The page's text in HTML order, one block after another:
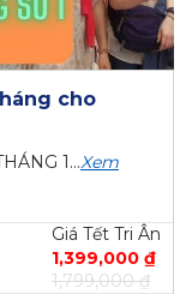
cho
1...Xem
Giá Tết Tri Ân
1,399,000 ₫
1,799,000 ₫